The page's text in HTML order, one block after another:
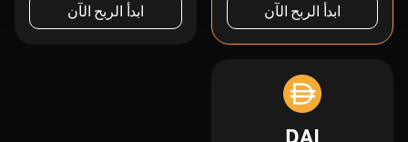
ابدأ الربح الآن ابدأ الربح الآن
DAI